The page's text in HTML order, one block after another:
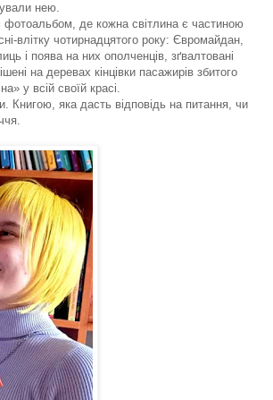
нею.
фотоальбом, де кожна світлина є частиною
влітку чотирнадцятого року: Євромайдан,
і поява на них ополченців, зґвалтовані
на деревах кінцівки пасажирів збитого
у всій своїй красі.
Книгою, яка дасть відповідь на питання, чи